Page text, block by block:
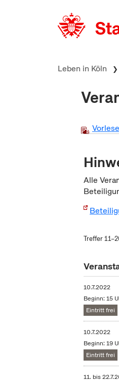
Leben in Köln
Alle
Treffer
10.7.2022
Beginn: 15
Eintritt frei
10.7.2022
Beginn: 19
Eintritt frei
11. bis